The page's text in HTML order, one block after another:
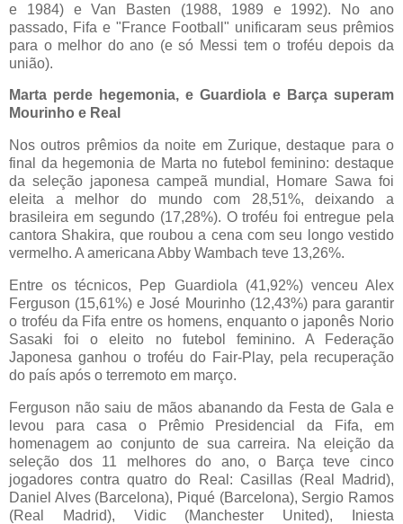
e 1984) e Van Basten (1988, 1989 e 1992). No ano
passado, Fifa e "France Football" unificaram seus prêmios
para o melhor do ano (e só Messi tem o troféu depois da
união).
Marta perde hegemonia, e Guardiola e Barça superam
Mourinho e Real
Nos outros prêmios da noite em Zurique, destaque para o
final da hegemonia de Marta no futebol feminino: destaque
da seleção japonesa campeã mundial, Homare Sawa foi
eleita a melhor do mundo com 28,51%, deixando a
brasileira em segundo (17,28%). O troféu foi entregue pela
cantora Shakira, que roubou a cena com seu longo vestido
vermelho. A americana Abby Wambach teve 13,26%.
Entre os técnicos, Pep Guardiola (41,92%) venceu Alex
Ferguson (15,61%) e José Mourinho (12,43%) para garantir
o troféu da Fifa entre os homens, enquanto o japonês Norio
Sasaki foi o eleito no futebol feminino. A Federação
Japonesa ganhou o troféu do Fair-Play, pela recuperação
do país após o terremoto em março.
Ferguson não saiu de mãos abanando da Festa de Gala e
levou para casa o Prêmio Presidencial da Fifa, em
homenagem ao conjunto de sua carreira. Na eleição da
seleção dos 11 melhores do ano, o Barça teve cinco
jogadores contra quatro do Real: Casillas (Real Madrid),
Daniel Alves (Barcelona), Piqué (Barcelona), Sergio Ramos
(Real Madrid), Vidic (Manchester United), Iniesta